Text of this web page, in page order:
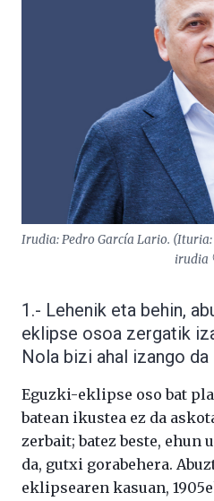
Irudia: Pedro García Lario.
irudia
1.- Lehenik eta behin,
eklipse osoa zergatik
Nola bizi ahal izango da
Eguzki-eklipse oso bat
batean ikustea ez da
zerbait; batez beste,
da, gutxi gorabehera.
eklipsearen kasuan,